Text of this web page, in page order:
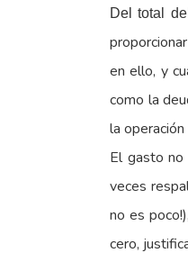
Del total
en ello, y
como la
la
El gasto
veces
no es
cero,